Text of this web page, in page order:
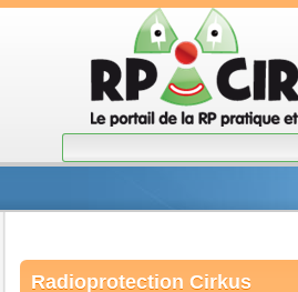
Radioprotection Cirkus